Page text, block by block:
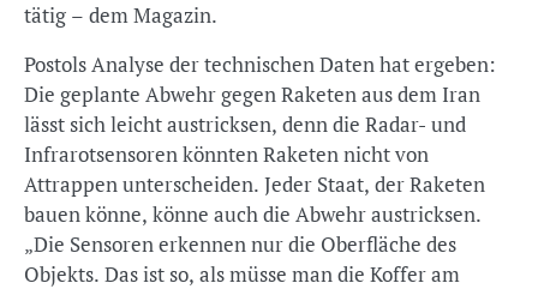
tätig – dem Magazin.
Postols Analyse der technischen Daten hat ergeben:
Die geplante Abwehr gegen Raketen aus dem Iran
lässt sich leicht austricksen, denn die Radar- und
Infrarotsensoren könnten Raketen nicht von
Attrappen unterscheiden. Jeder Staat, der Raketen
bauen könne, könne auch die Abwehr austricksen.
„Die Sensoren erkennen nur die Oberfläche des
Objekts. Das ist so, als müsse man die Koffer am